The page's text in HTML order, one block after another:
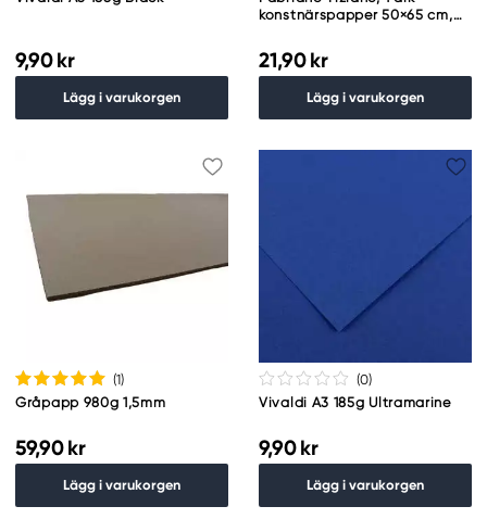
9,90 kr
Lägg i varukorgen
konstnärspapper 50×65 cm,
21,90 kr
Lägg i varukorgen
(1)
Gråpapp 980g 1,5mm
59,90 kr
Lägg i varukorgen
(0)
Vivaldi A3 185g Ultramarine
9,90 kr
Lägg i varukorgen